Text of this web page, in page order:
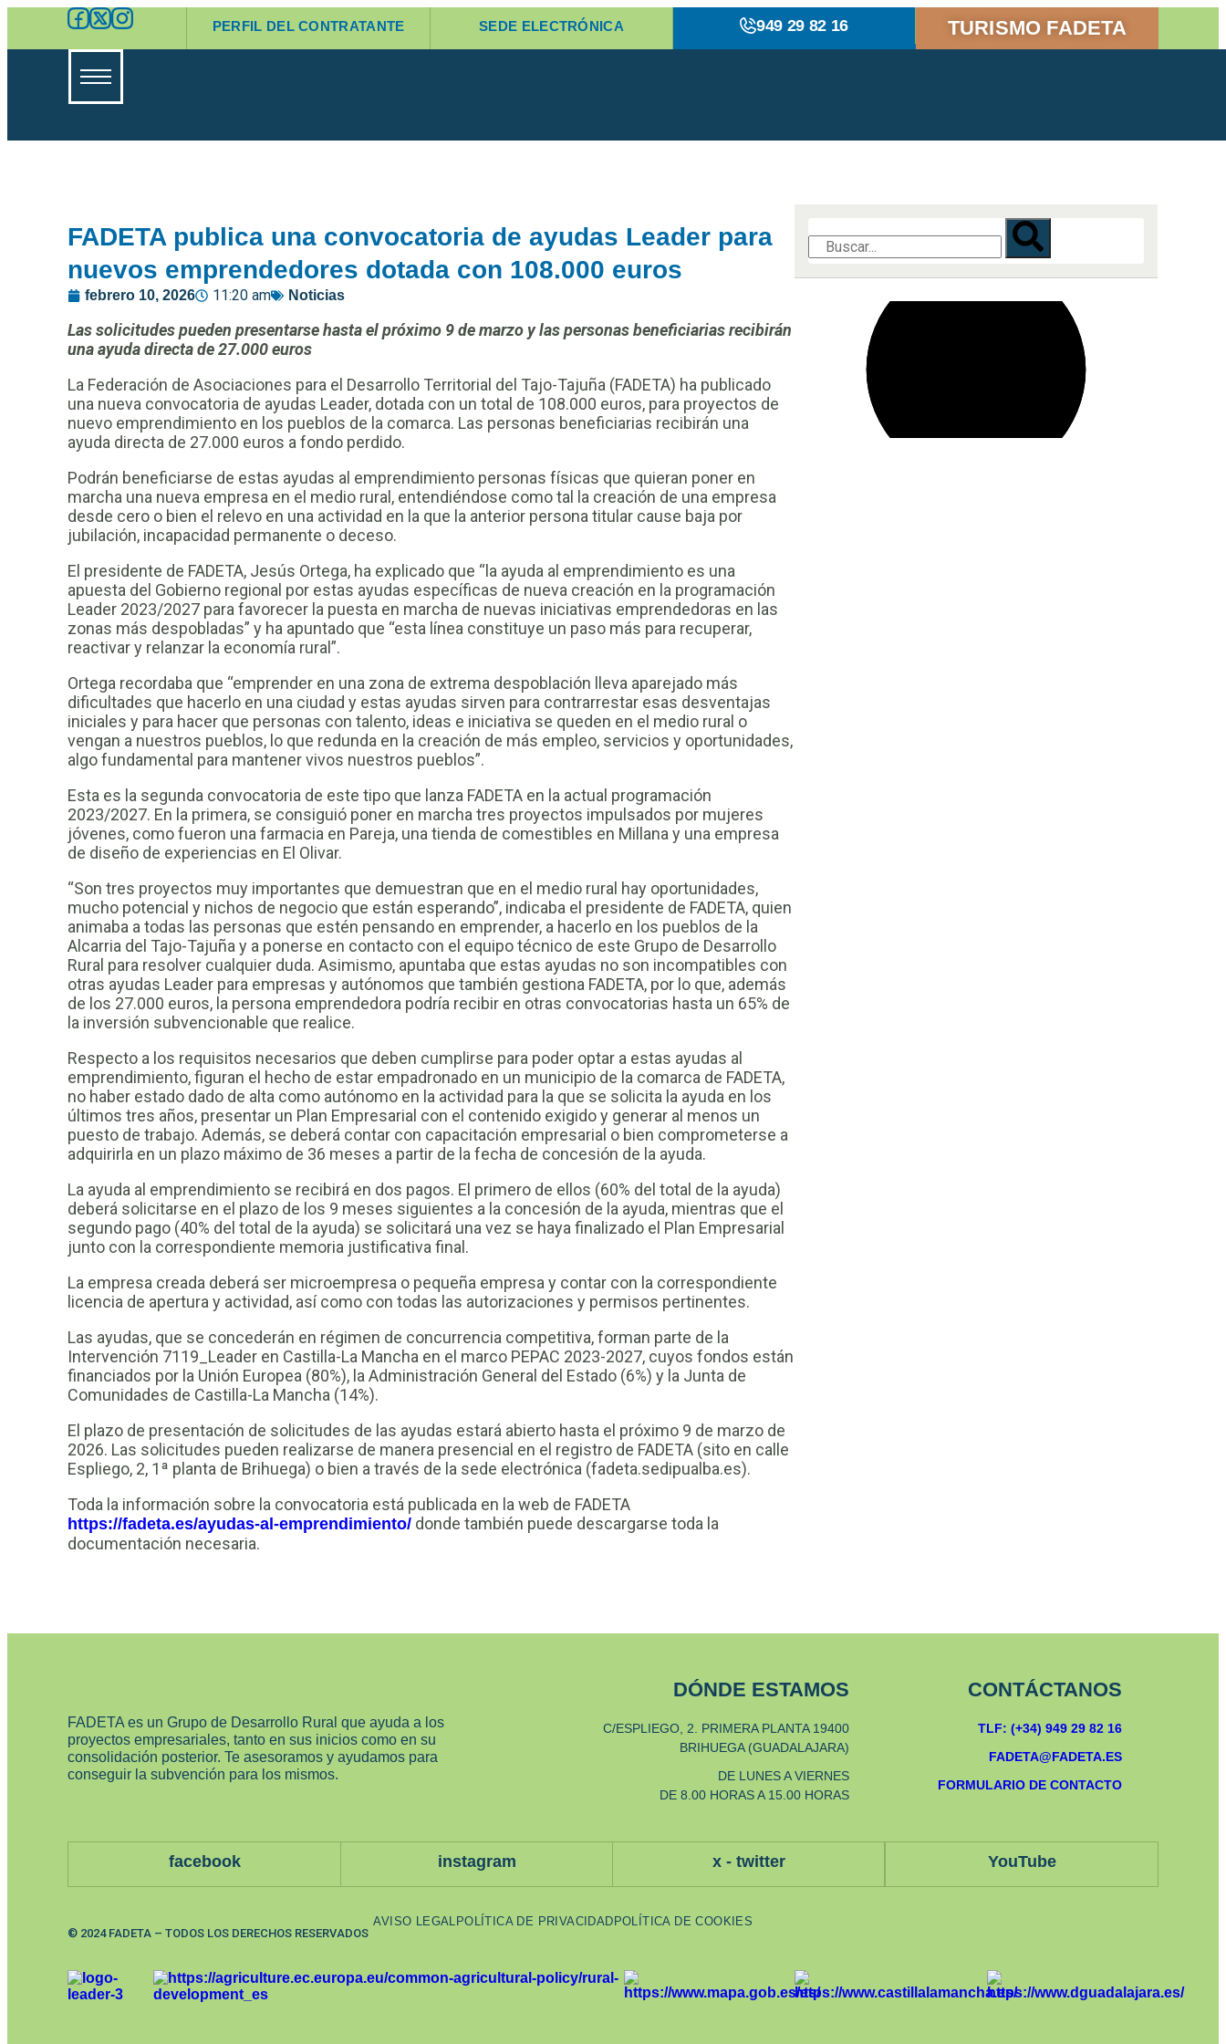
PERFIL DEL CONTRATANTE SEDE ELECTRÓNICA 949 29 82 16 TURISMO FADETA
FADETA publica una convocatoria de ayudas Leader para
nuevos emprendedores dotada con 108.000 euros
febrero 10, 2026 11:20 am Noticias
Las solicitudes pueden presentarse hasta el próximo 9 de marzo y las personas beneficiarias recibirán
una ayuda directa de 27.000 euros
La Federación de Asociaciones para el Desarrollo Territorial del Tajo-Tajuña (FADETA) ha publicado
una nueva convocatoria de ayudas Leader, dotada con un total de 108.000 euros, para proyectos de
nuevo emprendimiento en los pueblos de la comarca. Las personas beneficiarias recibirán una
ayuda directa de 27.000 euros a fondo perdido.
Podrán beneficiarse de estas ayudas al emprendimiento personas físicas que quieran poner en
marcha una nueva empresa en el medio rural, entendiéndose como tal la creación de una empresa
desde cero o bien el relevo en una actividad en la que la anterior persona titular cause baja por
jubilación, incapacidad permanente o deceso.
El presidente de FADETA, Jesús Ortega, ha explicado que “la ayuda al emprendimiento es una
apuesta del Gobierno regional por estas ayudas específicas de nueva creación en la programación
Leader 2023/2027 para favorecer la puesta en marcha de nuevas iniciativas emprendedoras en las
zonas más despobladas” y ha apuntado que “esta línea constituye un paso más para recuperar,
reactivar y relanzar la economía rural”.
Ortega recordaba que “emprender en una zona de extrema despoblación lleva aparejado más
dificultades que hacerlo en una ciudad y estas ayudas sirven para contrarrestar esas desventajas
iniciales y para hacer que personas con talento, ideas e iniciativa se queden en el medio rural o
vengan a nuestros pueblos, lo que redunda en la creación de más empleo, servicios y oportunidades,
algo fundamental para mantener vivos nuestros pueblos”.
Esta es la segunda convocatoria de este tipo que lanza FADETA en la actual programación
2023/2027. En la primera, se consiguió poner en marcha tres proyectos impulsados por mujeres
jóvenes, como fueron una farmacia en Pareja, una tienda de comestibles en Millana y una empresa
de diseño de experiencias en El Olivar.
“Son tres proyectos muy importantes que demuestran que en el medio rural hay oportunidades,
mucho potencial y nichos de negocio que están esperando”, indicaba el presidente de FADETA, quien
animaba a todas las personas que estén pensando en emprender, a hacerlo en los pueblos de la
Alcarria del Tajo-Tajuña y a ponerse en contacto con el equipo técnico de este Grupo de Desarrollo
Rural para resolver cualquier duda. Asimismo, apuntaba que estas ayudas no son incompatibles con
otras ayudas Leader para empresas y autónomos que también gestiona FADETA, por lo que, además
de los 27.000 euros, la persona emprendedora podría recibir en otras convocatorias hasta un 65% de
la inversión subvencionable que realice.
Respecto a los requisitos necesarios que deben cumplirse para poder optar a estas ayudas al
emprendimiento, figuran el hecho de estar empadronado en un municipio de la comarca de FADETA,
no haber estado dado de alta como autónomo en la actividad para la que se solicita la ayuda en los
últimos tres años, presentar un Plan Empresarial con el contenido exigido y generar al menos un
puesto de trabajo. Además, se deberá contar con capacitación empresarial o bien comprometerse a
adquirirla en un plazo máximo de 36 meses a partir de la fecha de concesión de la ayuda.
La ayuda al emprendimiento se recibirá en dos pagos. El primero de ellos (60% del total de la ayuda)
deberá solicitarse en el plazo de los 9 meses siguientes a la concesión de la ayuda, mientras que el
segundo pago (40% del total de la ayuda) se solicitará una vez se haya finalizado el Plan Empresarial
junto con la correspondiente memoria justificativa final.
La empresa creada deberá ser microempresa o pequeña empresa y contar con la correspondiente
licencia de apertura y actividad, así como con todas las autorizaciones y permisos pertinentes.
Las ayudas, que se concederán en régimen de concurrencia competitiva, forman parte de la
Intervención 7119_Leader en Castilla-La Mancha en el marco PEPAC 2023-2027, cuyos fondos están
financiados por la Unión Europea (80%), la Administración General del Estado (6%) y la Junta de
Comunidades de Castilla-La Mancha (14%).
El plazo de presentación de solicitudes de las ayudas estará abierto hasta el próximo 9 de marzo de
2026. Las solicitudes pueden realizarse de manera presencial en el registro de FADETA (sito en calle
Espliego, 2, 1ª planta de Brihuega) o bien a través de la sede electrónica (fadeta.sedipualba.es).
Toda la información sobre la convocatoria está publicada en la web de FADETA
https://fadeta.es/ayudas-al-emprendimiento/ donde también puede descargarse toda la
documentación necesaria.
FADETA es un Grupo de Desarrollo Rural que ayuda a los
proyectos empresariales, tanto en sus inicios como en su
consolidación posterior. Te asesoramos y ayudamos para
conseguir la subvención para los mismos.
DÓNDE ESTAMOS
C/ESPLIEGO, 2. PRIMERA PLANTA 19400
BRIHUEGA (GUADALAJARA)
DE LUNES A VIERNES
DE 8.00 HORAS A 15.00 HORAS
CONTÁCTANOS
TLF: (+34) 949 29 82 16
FADETA@FADETA.ES
FORMULARIO DE CONTACTO
facebook instagram x - twitter YouTube
© 2024 FADETA – TODOS LOS DERECHOS RESERVADOS
AVISO LEGAL POLÍTICA DE PRIVACIDAD POLÍTICA DE COOKIES